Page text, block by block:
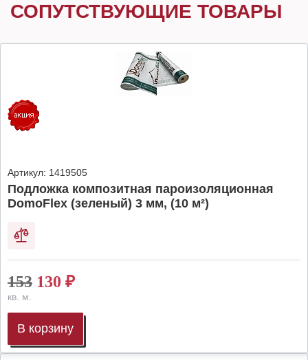
СОПУТСТВУЮЩИЕ ТОВАРЫ
Артикул: 1419505
Подложка композитная пароизоляционная
DomoFlex (зеленый) 3 мм, (10 м²)
153 130 ₽
кв. м.
В корзину